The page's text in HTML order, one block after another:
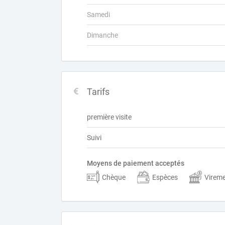
Samedi
Dimanche
Tarifs
première visite
Suivi
Moyens de paiement acceptés
Chèque
Espèces